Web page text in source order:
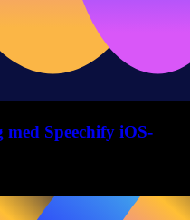
Speechify iOS-